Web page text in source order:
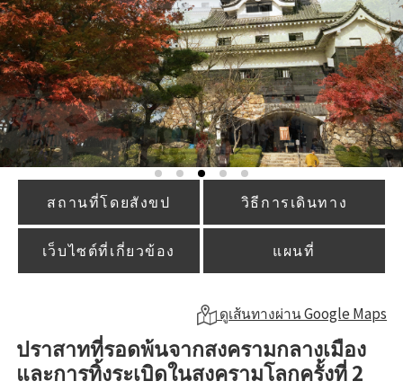
สถานที่โดยสังขป วิธีการเดินทาง
เว็บไซต์ที่เกี่ยวข้อง แผนที่
ดูเส้นทางผ่าน Google Maps
ปราสาทที่รอดพ้นจากสงครามกลางเมือง
และการทิ้งระเบิดในสงครามโลกครั้งที่ 2